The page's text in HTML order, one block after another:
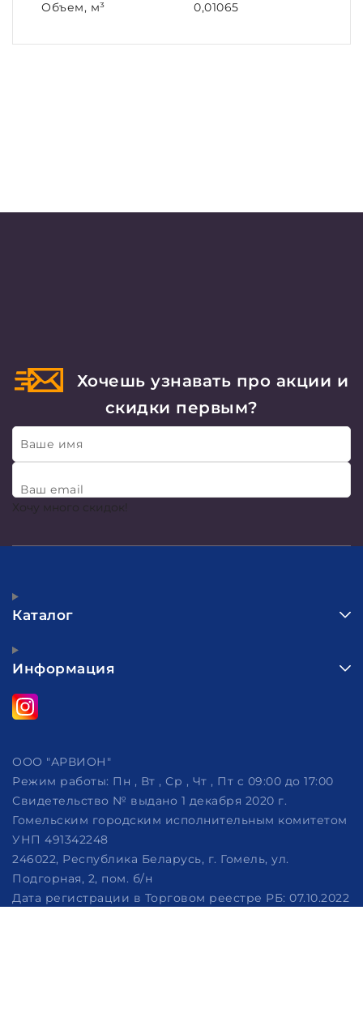
Объем, м³ 0,01065
Хочешь узнавать про акции и
скидки первым?
Ваше имя
Ваш email
Хочу много скидок!
Каталог
Информация
ООО "АРВИОН"
Режим работы: Пн , Вт , Ср , Чт , Пт c 09:00 до 17:00
Свидетельство № выдано 1 декабря 2020 г.
Гомельским городским исполнительным комитетом
УНП 491342248
246022, Республика Беларусь, г. Гомель, ул.
Подгорная, 2, пом. б/н
Дата регистрации в Торговом реестре РБ: 07.10.2022